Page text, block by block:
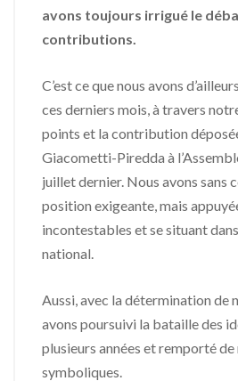
avons toujours irrigué le
contributions.
C’est ce que nous avons
ces derniers mois, à travers
points et la contribution
Giacometti-Piredda à
juillet dernier. Nous avons sans
position exigeante, mais
incontestables et se situant
national.
Aussi, avec la détermination de
avons poursuivi la bataille des
plusieurs années et remporté de
symboliques.